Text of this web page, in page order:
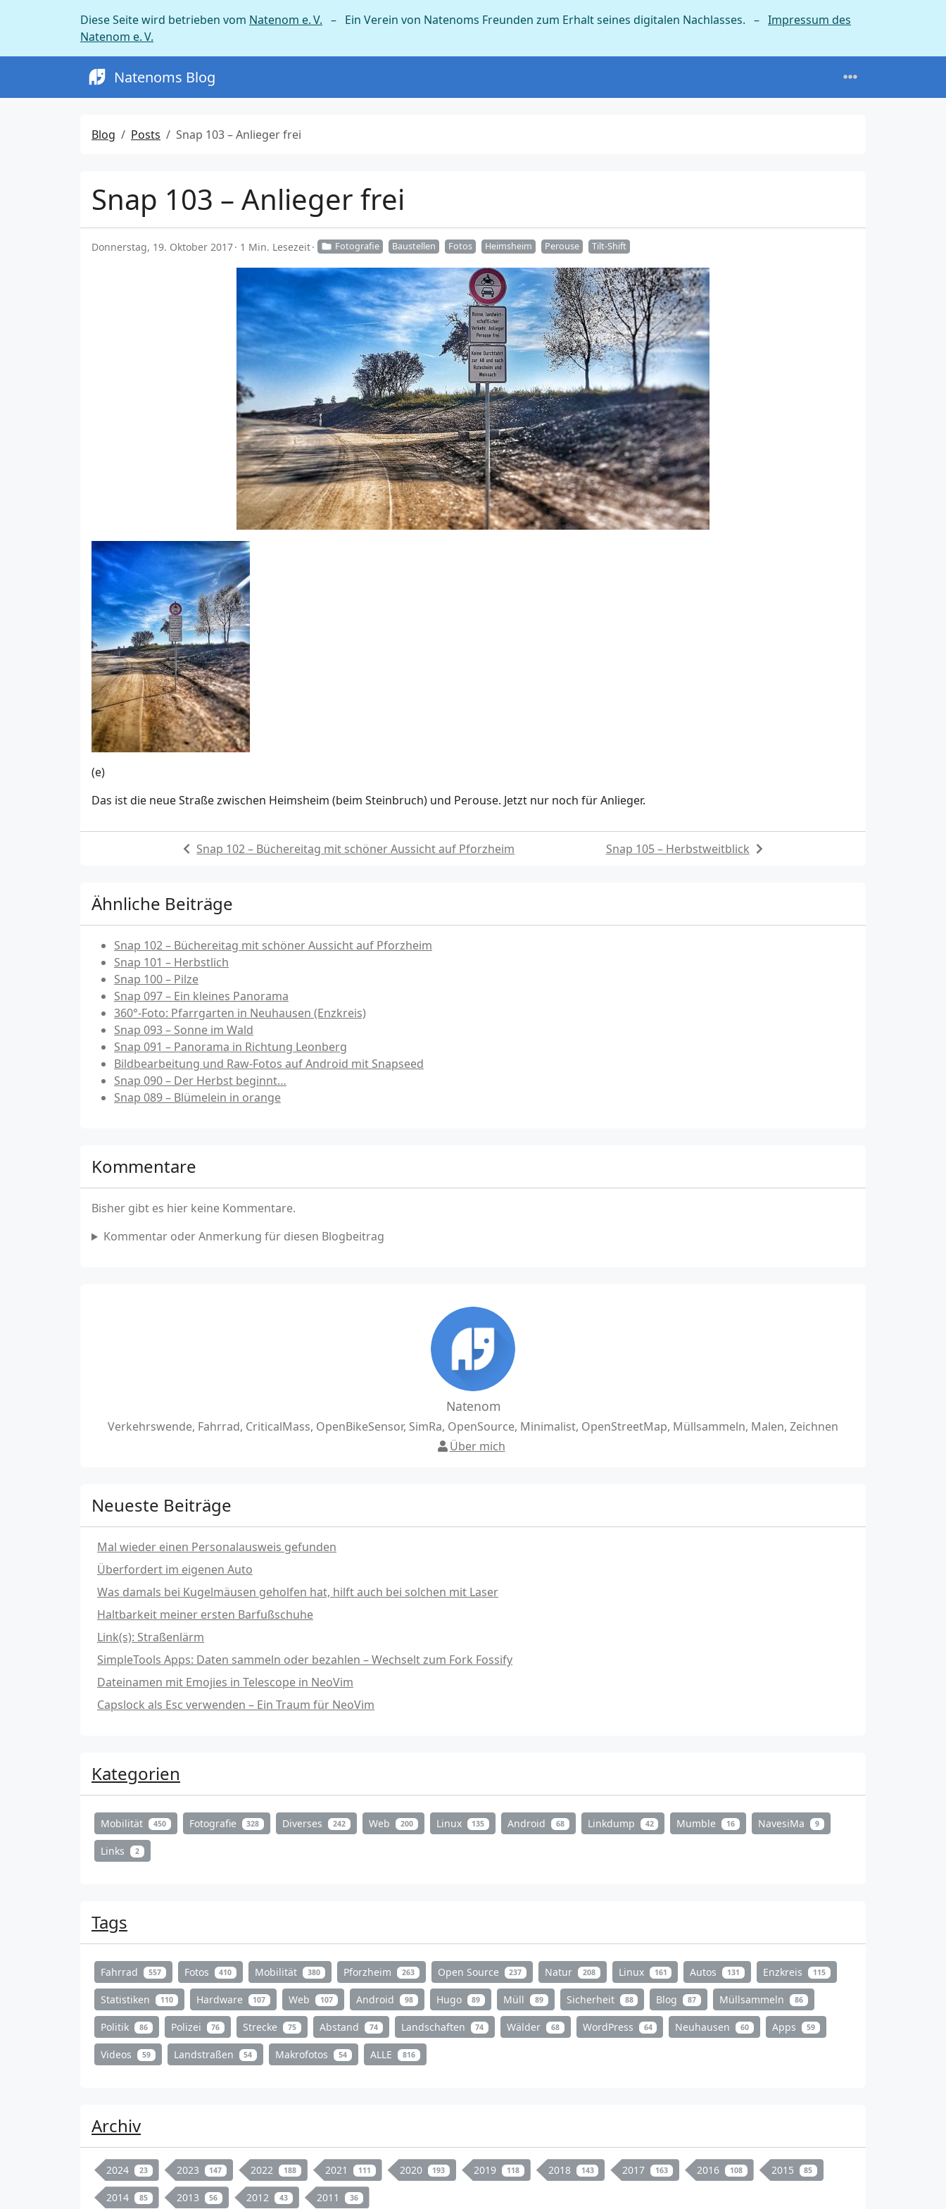
Diese Seite wird betrieben vom Natenom e. V. – Ein Verein von Natenoms Freunden zum Erhalt seines digitalen Nachlasses. – Impressum des
Natenom e. V.
Natenoms Blog
Blog Posts Snap 103 – Anlieger frei
Snap 103 – Anlieger frei
Donnerstag, 19. Oktober 2017 1 Min. Lesezeit Fotografie Baustellen Fotos Heimsheim Perouse Tilt-Shift
(e)
Das ist die neue Straße zwischen Heimsheim (beim Steinbruch) und Perouse. Jetzt nur noch für Anlieger.
Snap 102 – Büchereitag mit schöner Aussicht auf Pforzheim Snap 105 – Herbstweitblick
Ähnliche Beiträge
Snap 102 – Büchereitag mit schöner Aussicht auf Pforzheim
Snap 101 – Herbstlich
Snap 100 – Pilze
Snap 097 – Ein kleines Panorama
360°-Foto: Pfarrgarten in Neuhausen (Enzkreis)
Snap 093 – Sonne im Wald
Snap 091 – Panorama in Richtung Leonberg
Bildbearbeitung und Raw-Fotos auf Android mit Snapseed
Snap 090 – Der Herbst beginnt…
Snap 089 – Blümelein in orange
Kommentare
Bisher gibt es hier keine Kommentare.
Kommentar oder Anmerkung für diesen Blogbeitrag
Natenom
Verkehrswende, Fahrrad, CriticalMass, OpenBikeSensor, SimRa, OpenSource, Minimalist, OpenStreetMap, Müllsammeln, Malen, Zeichnen
Über mich
Neueste Beiträge
Mal wieder einen Personalausweis gefunden
Überfordert im eigenen Auto
Was damals bei Kugelmäusen geholfen hat, hilft auch bei solchen mit Laser
Haltbarkeit meiner ersten Barfußschuhe
Link(s): Straßenlärm
SimpleTools Apps: Daten sammeln oder bezahlen – Wechselt zum Fork Fossify
Dateinamen mit Emojies in Telescope in NeoVim
Capslock als Esc verwenden – Ein Traum für NeoVim
Kategorien
Mobilität 450 Fotografie 328 Diverses 242 Web 200 Linux 135 Android 68 Linkdump 42 Mumble 16 NavesiMa 9
Links 2
Tags
Fahrrad 557 Fotos 410 Mobilität 380 Pforzheim 263 Open Source 237 Natur 208 Linux 161 Autos 131 Enzkreis 115
Statistiken 110 Hardware 107 Web 107 Android 98 Hugo 89 Müll 89 Sicherheit 88 Blog 87 Müllsammeln 86
Politik 86 Polizei 76 Strecke 75 Abstand 74 Landschaften 74 Wälder 68 WordPress 64 Neuhausen 60 Apps 59
Videos 59 Landstraßen 54 Makrofotos 54 ALLE 816
Archiv
2024 23 2023 147 2022 188 2021 111 2020 193 2019 118 2018 143 2017 163 2016 108 2015 85
2014 85 2013 56 2012 43 2011 36